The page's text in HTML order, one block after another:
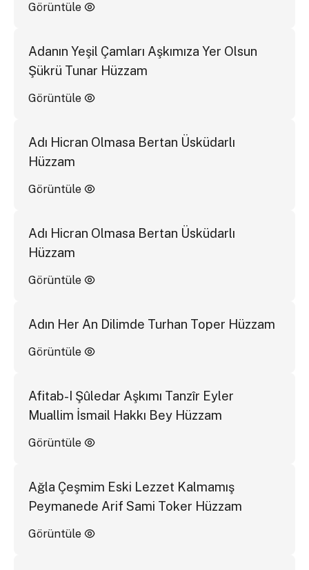
Görüntüle
Adanın Yeşil Çamları Aşkımıza Yer Olsun
Şükrü Tunar Hüzzam
Görüntüle
Adı Hicran Olmasa Bertan Üsküdarlı
Hüzzam
Görüntüle
Adı Hicran Olmasa Bertan Üsküdarlı
Hüzzam
Görüntüle
Adın Her An Dilimde Turhan Toper Hüzzam
Görüntüle
Afitab-I Şûledar Aşkımı Tanzîr Eyler
Muallim İsmail Hakkı Bey Hüzzam
Görüntüle
Ağla Çeşmim Eski Lezzet Kalmamış
Peymanede Arif Sami Toker Hüzzam
Görüntüle